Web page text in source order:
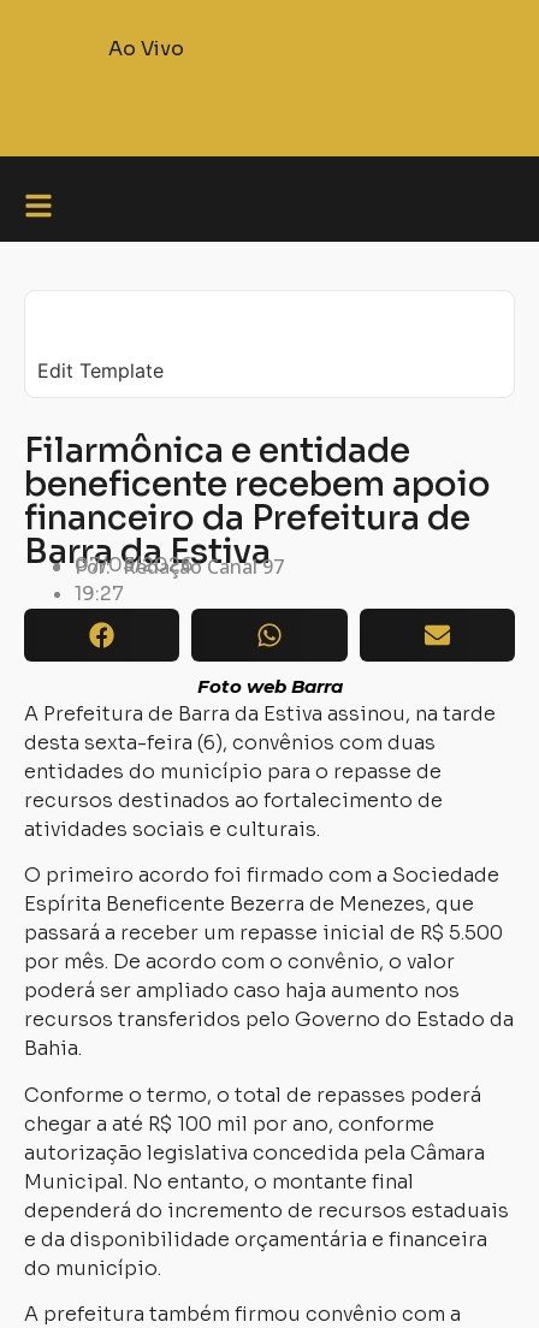
Ao Vivo
Edit Template
Filarmônica e entidade
beneficente recebem apoio
financeiro da Prefeitura de
Barra da Estiva
Por: Redação Canal 97
07/03/2026
19:27
Foto web Barra
A Prefeitura de Barra da Estiva assinou, na tarde
desta sexta-feira (6), convênios com duas
entidades do município para o repasse de
recursos destinados ao fortalecimento de
atividades sociais e culturais.
O primeiro acordo foi firmado com a Sociedade
Espírita Beneficente Bezerra de Menezes, que
passará a receber um repasse inicial de R$ 5.500
por mês. De acordo com o convênio, o valor
poderá ser ampliado caso haja aumento nos
recursos transferidos pelo Governo do Estado da
Bahia.
Conforme o termo, o total de repasses poderá
chegar a até R$ 100 mil por ano, conforme
autorização legislativa concedida pela Câmara
Municipal. No entanto, o montante final
dependerá do incremento de recursos estaduais
e da disponibilidade orçamentária e financeira
do município.
A prefeitura também firmou convênio com a